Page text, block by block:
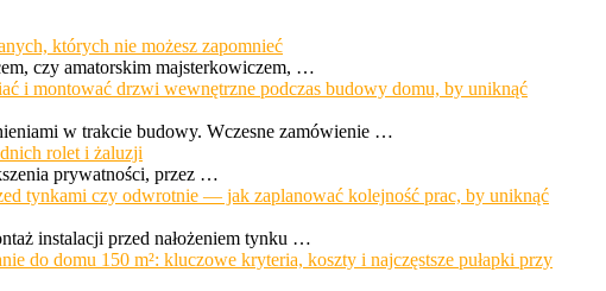
których nie możesz zapomnieć
czy amatorskim majsterkowiczem, …
i montować drzwi wewnętrzne podczas budowy domu, by uniknąć
w trakcie budowy. Wczesne zamówienie …
rolet i żaluzji
prywatności, przez …
tynkami czy odwrotnie — jak zaplanować kolejność prac, by uniknąć
instalacji przed nałożeniem tynku …
do domu 150 m²: kluczowe kryteria, koszty i najczęstsze pułapki przy